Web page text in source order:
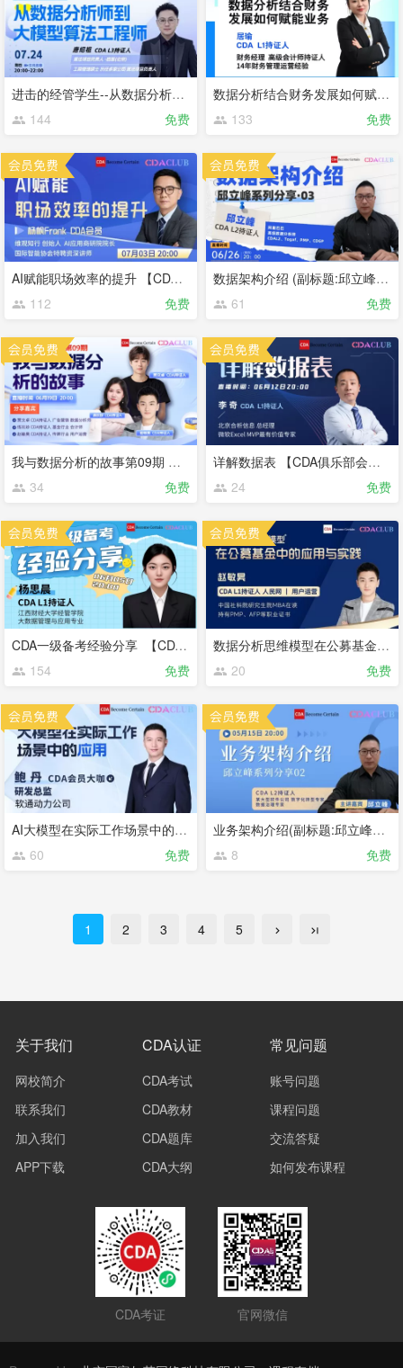
进击的经管学生--从数据分析师到大模型算法工程师 【CDA俱乐部会员分享】
144
免费
数据分析结合财务发展如何赋能业务【CDA俱乐部会员分享】
133
免费
AI赋能职场效率的提升 【CDA俱乐部会员分享】
112
免费
数据架构介绍 (副标题:邱立峰系列分享03) 【CDA俱乐部会员分享】
61
免费
我与数据分析的故事第09期 【CDA俱乐部会员圆桌分享】
34
免费
详解数据表 【CDA俱乐部会员分享】
24
免费
CDA一级备考经验分享 【CDA俱乐部会员分享】
154
免费
数据分析思维模型在公募基金中的应用与实践 【CDA俱乐部会员分享】
20
免费
AI大模型在实际工作场景中的应用 【CDA俱乐部会员分享】
60
免费
业务架构介绍(副标题:邱立峰系列分享02) 【CDA俱乐部会员分享】
8
免费
1 2 3 4 5
关于我们
网校简介
联系我们
加入我们
APP下载
CDA认证
CDA考试
CDA教材
CDA题库
CDA大纲
常见问题
账号问题
课程问题
交流答疑
如何发布课程
CDA考证 官网微信